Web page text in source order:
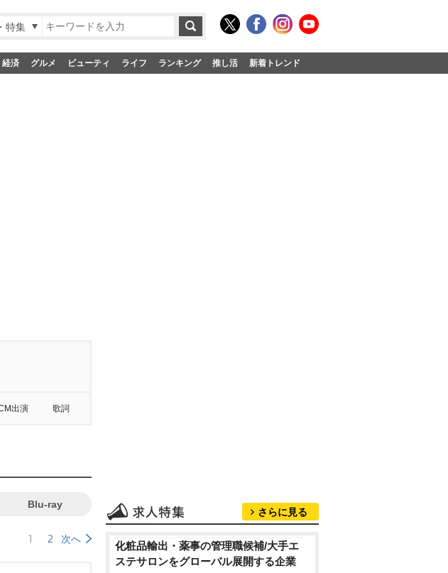
特集
経済 グルメ ビューティ ライフ ランキング 推し活 新着トレンド
出演 歌詞
Blu-ray
1 2 次へ
さらに見る
化粧品輸出・薬事の管理職候補/大手エ
ステサロンをグローバル展開する企業